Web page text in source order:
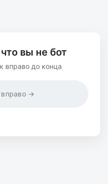
вы не бот
вправо до конца
вправо →